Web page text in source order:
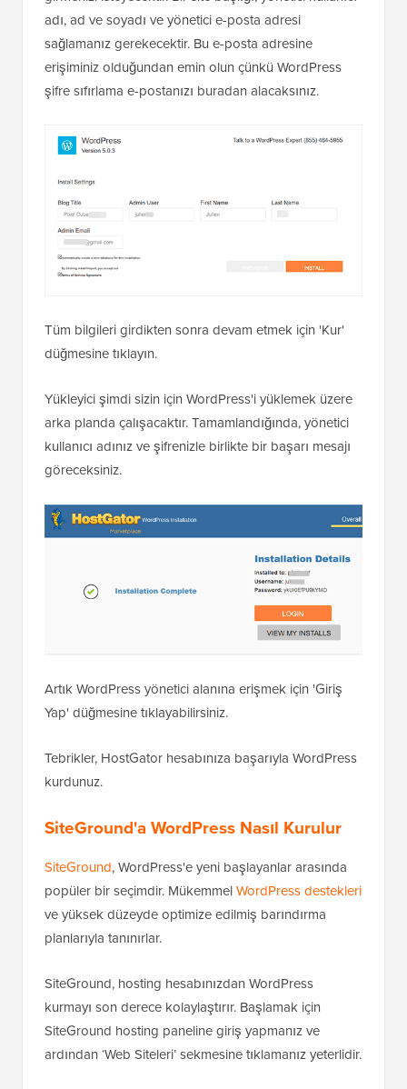
adı, ad ve soyadı ve yönetici e-posta adresi
sağlamanız gerekecektir. Bu e-posta adresine
erişiminiz olduğundan emin olun çünkü WordPress
şifre sıfırlama e-postanızı buradan alacaksınız.
Tüm bilgileri girdikten sonra devam etmek için 'Kur'
düğmesine tıklayın.
Yükleyici şimdi sizin için WordPress'i yüklemek üzere
arka planda çalışacaktır. Tamamlandığında, yönetici
kullanıcı adınız ve şifrenizle birlikte bir başarı mesajı
göreceksiniz.
Artık WordPress yönetici alanına erişmek için 'Giriş
Yap' düğmesine tıklayabilirsiniz.
Tebrikler, HostGator hesabınıza başarıyla WordPress
kurdunuz.
SiteGround'a WordPress Nasıl Kurulur
SiteGround, WordPress'e yeni başlayanlar arasında
popüler bir seçimdir. MükemmelWordPress destekleri
ve yüksek düzeyde optimize edilmiş barındırma
planlarıyla tanınırlar.
SiteGround, hosting hesabınızdan WordPress
kurmayı son derece kolaylaştırır. Başlamak için
SiteGround hosting paneline giriş yapmanız ve
ardından ‘Web Siteleri’ sekmesine tıklamanız yeterlidir.